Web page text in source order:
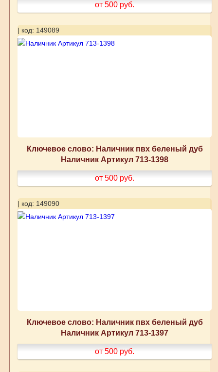
от 500 руб.
| код: 149089
Ключевое слово: Наличник пвх беленый дуб
Наличник Артикул 713-1398
от 500 руб.
| код: 149090
Ключевое слово: Наличник пвх беленый дуб
Наличник Артикул 713-1397
от 500 руб.